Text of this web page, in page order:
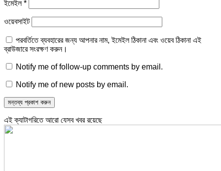
ইমেইল*
ওয়েবসাইট
পরবর্তিতে ব্যবহারের জন্য আপনার নাম, ইমেইল ঠিকানা এবং ওয়েব ঠিকানা এই
ব্রাউজারে সংরক্ষণ করুন।
Notify me of follow-up comments by email.
Notify me of new posts by email.
এই ক্যাটাগরিতে আরো যেসব খবর রয়েছে